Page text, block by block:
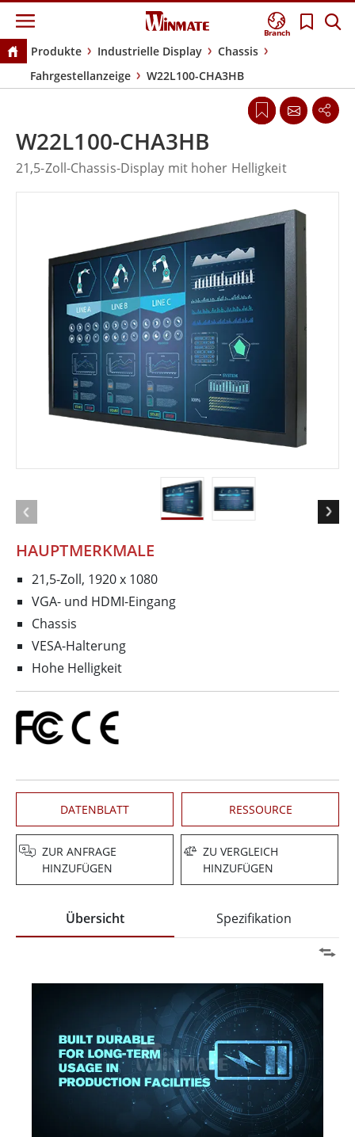
Branch
Produkte Industrielle Display
Chassis
Fahrgestellanzeige
W22L100-CHA3HB
HAUPTMERKMALE
21,5-Zoll, 1920 x 1080
VGA- und HDMI-Eingang
Chassis
VESA-Halterung
Hohe Helligkeit
DATENBLATT RESSOURCE
ZUR ANFRAGE
HINZUFÜGEN
ZU VERGLEICH
HINZUFÜGEN
W22L100-CHA3HB
21,5-Zoll-Chassis-Display mit hoher Helligkeit
Übersicht Spezifikation